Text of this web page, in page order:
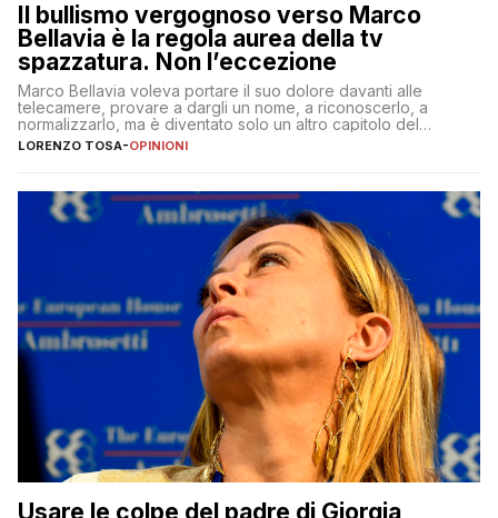
Il bullismo vergognoso verso Marco
Bellavia è la regola aurea della tv
spazzatura. Non l’eccezione
Marco Bellavia voleva portare il suo dolore davanti alle
telecamere, provare a dargli un nome, a riconoscerlo, a
normalizzarlo, ma è diventato solo un altro capitolo del
copione
LORENZO TOSA-OPINIONI
Usare le colpe del padre di Giorgia